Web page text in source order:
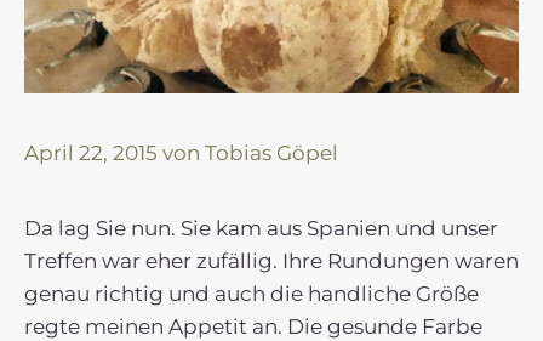
April 22, 2015 von Tobias Göpel
Da lag Sie nun. Sie kam aus Spanien und unser
Treffen war eher zufällig. Ihre Rundungen waren
genau richtig und auch die handliche Größe
regte meinen Appetit an. Die gesunde Farbe